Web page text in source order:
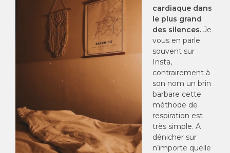
cardiaque dans
le plus grand
des silences. Je
vous en parle
souvent sur
Insta,
contrairement à
son nom un brin
barbare cette
méthode de
respiration est
très simple. A
dénicher sur
n’importe quelle